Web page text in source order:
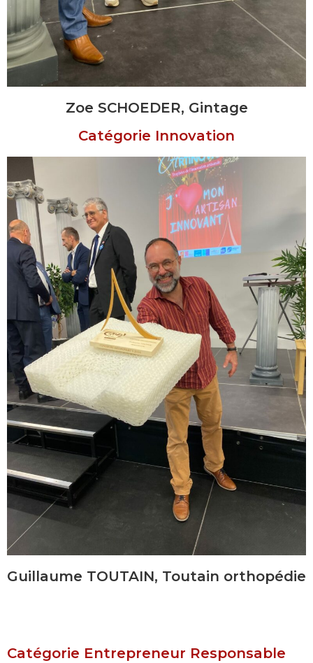
Zoe SCHOEDER, Gintage
Catégorie Innovation
Guillaume TOUTAIN, Toutain orthopédie
Catégorie Entrepreneur Responsable